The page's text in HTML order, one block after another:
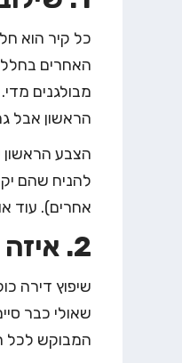
כל קיר הוא
הראשון אבל
להניח שהם
אחרים). עוד
2. איזה חדר תרצו ליצור, חם או קר?
שיפוץ דירה
שאולי כבר
המבוקש לכל